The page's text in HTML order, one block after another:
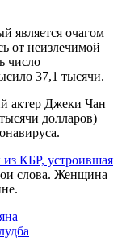
является очагом
от неизлечимой
число
37,1 тысячи.
актер Джеки Чан
долларов)
из КБР, устроившая
слова. Женщина